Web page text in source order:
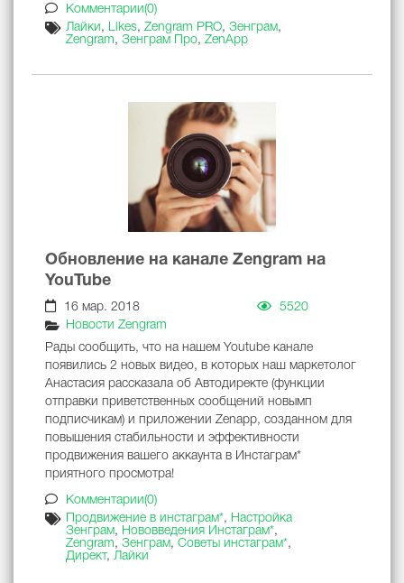
Комментарии(0)
Лайки , Likes, Zengram PRO, Зенграм,
Zengram, Зенграм Про, ZenApp
Обновление на канале Zengram на
YouTube
16 мар. 2018
5520
Новости Zengram
Рады сообщить, что на нашем Youtube канале
появились 2 новых видео, в которых наш маркетолог
Анастасия рассказала об Автодиректе (функции
отправки приветственных сообщений новымп
подписчикам) и приложении Zenapp, созданном для
повышения стабильности и эффективности
продвижения вашего аккаунта в Инстаграм*
приятного просмотра!
Комментарии(0)
Продвижение в инстаграм*, Настройка
Зенграм, Нововведения Инстаграм*,
Zengram, Зенграм, Советы инстаграм*,
Директ, Лайки